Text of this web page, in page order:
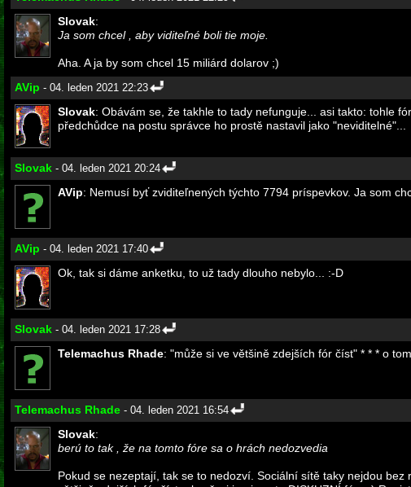
Slovak:
Ja som chcel , aby viditeľné boli tie moje.
Aha. A ja by som chcel 15 miliárd dolarov ;)
AVip - 04. leden 2021 22:23
Slovak: Obávám se, že takhle to tady nefunguje... asi takto: tohle
předchůdce na postu správce ho prostě nastavil jako "neviditelné"...
Slovak - 04. leden 2021 20:24
AVip: Nemusí byť zviditeľnených týchto 7794 príspevkov. Ja som
AVip - 04. leden 2021 17:40
Ok, tak si dáme anketku, to už tady dlouho nebylo... :-D
Slovak - 04. leden 2021 17:28
Telemachus Rhade: "může si ve většině zdejších fór číst" * * * o
Telemachus Rhade - 04. leden 2021 16:54
Slovak:
berú to tak , že na tomto fóre sa o hrách nedozvedia
Pokud se nezeptají, tak se to nedozví. Sociální sítě taky nejdou